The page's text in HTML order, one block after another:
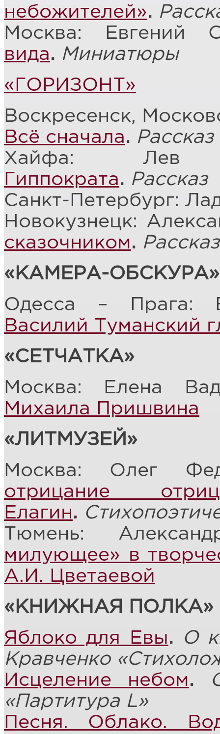
небожителей».
Москва: Евгений
вида. Миниатюры
«ГОРИЗОНТ»
Воскресенск,
Всё сначала. Рассказ
Хайфа:
Гиппократа. Рассказ
Санкт-Петербург:
Новокузнецк:
сказочником. Рассказ
«КАМЕРА-ОБСКУРА»
Одесса – Прага:
Василий Туманский
«СЕТЧАТКА»
Москва: Елена
Михаила Пришвина
«ЛИТМУЗЕЙ»
Москва: Олег
отрицание
Елагин.
Тюмень:
милующее» в
А.И. Цветаевой
«КНИЖНАЯ
Яблоко для Евы.
О
Кравченко
Исцеление небом.
«Партитура L»
Песня. Облако.